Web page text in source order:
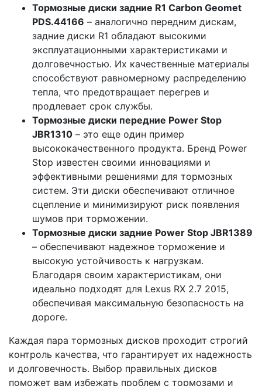
Тормозные диски задние R1 Carbon Geomet
PDS.44166 – аналогично передним дискам,
задние диски R1 обладают высокими
эксплуатационными характеристиками и
долговечностью. Их качественные материалы
способствуют равномерному распределению
тепла, что предотвращает перегрев и
продлевает срок службы.
Тормозные диски передние Power Stop
JBR1310 – это еще один пример
высококачественного продукта. Бренд Power
Stop известен своими инновациями и
эффективными решениями для тормозных
систем. Эти диски обеспечивают отличное
сцепление и минимизируют риск появления
шумов при торможении.
Тормозные диски задние Power Stop JBR1389
– обеспечивают надежное торможение и
высокую устойчивость к нагрузкам.
Благодаря своим характеристикам, они
идеально подходят для Lexus RX 2.7 2015,
обеспечивая максимальную безопасность на
дороге.
Каждая пара тормозных дисков проходит строгий
контроль качества, что гарантирует их надежность
и долговечность. Выбор правильных дисков
поможет вам избежать проблем с тормозами и